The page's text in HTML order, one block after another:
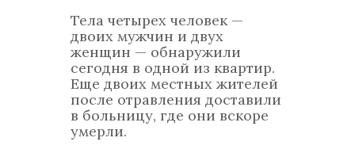
Тела четырех человек —
двоих мужчин и двух
женщин — обнаружили
сегодня в одной из квартир.
Еще двоих местных жителей
после отравления доставили
в больницу, где они вскоре
умерли.